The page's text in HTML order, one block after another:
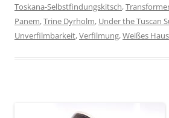
Toskana-Selbstfindungskitsch,
Panem,Trine Dyrholm, Under the Tuscan
Unverfilmbarkeit,Verfilmung,Weißes Haus